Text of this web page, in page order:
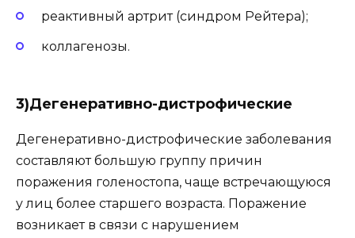
реактивный артрит (синдром Рейтера);
коллагенозы.
3)Дегенеративно-дистрофические
Дегенеративно-дистрофические заболевания
составляют большую группу причин
поражения голеностопа, чаще встречающуюся
у лиц более старшего возраста. Поражение
возникает в связи с нарушением